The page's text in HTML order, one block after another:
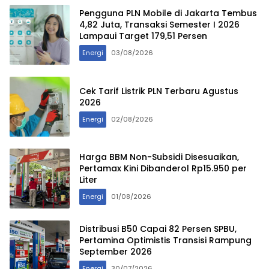
Pengguna PLN Mobile di Jakarta Tembus
4,82 Juta, Transaksi Semester I 2026
Lampaui Target 179,51 Persen
Energi 03/08/2026
Cek Tarif Listrik PLN Terbaru Agustus
2026
Energi 02/08/2026
Harga BBM Non-Subsidi Disesuaikan,
Pertamax Kini Dibanderol Rp15.950 per
Liter
Energi 01/08/2026
Distribusi B50 Capai 82 Persen SPBU,
Pertamina Optimistis Transisi Rampung
September 2026